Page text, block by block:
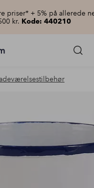
priser* + 5% på allerede
kr. Kode: 440210